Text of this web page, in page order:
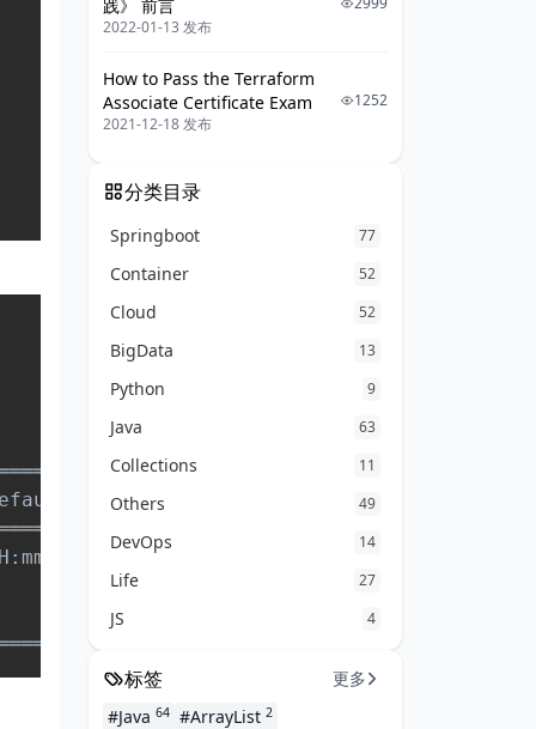
│             Type
│java.lang.String
│
│
践》 前言
2022-01-13 发布
How to Pass the Terraform
Associate Certificate Exam
2021-12-18 发布
1252
分类目录
Springboot 77
Container 52
Cloud 52
BigData 13
Python 9
Java 63
Collections 11
Others 49
DevOps 14
Life 27
JS 4
标签
更多
#Java 64 #ArrayList 2